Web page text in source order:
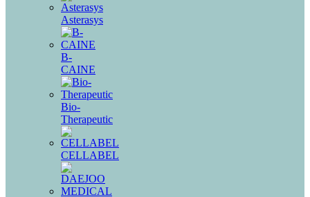
Asterasys
B-
CAINE
Bio-
Therapeutic
CELLABEL